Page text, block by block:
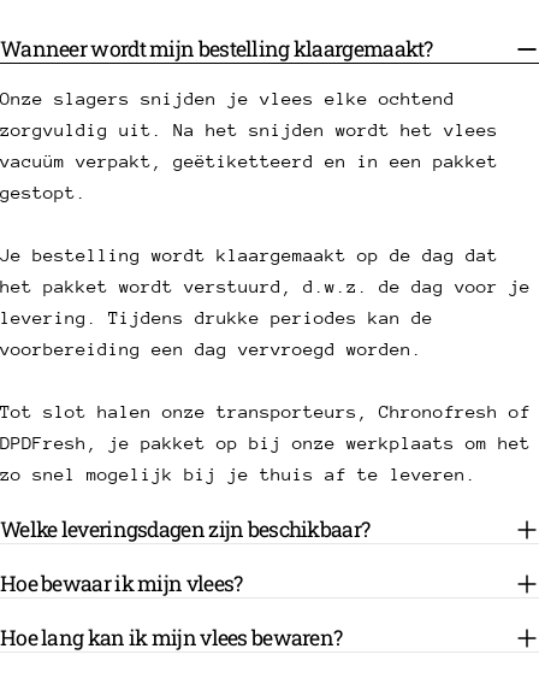
Wanneer wordt mijn bestelling klaargemaakt?
Onze slagers snijden je vlees elke ochtend
zorgvuldig uit. Na het snijden wordt het vlees
vacuüm verpakt, geëtiketteerd en in een pakket
gestopt.
Je bestelling wordt klaargemaakt op de dag dat
het pakket wordt verstuurd, d.w.z. de dag voor je
levering. Tijdens drukke periodes kan de
voorbereiding een dag vervroegd worden.
Tot slot halen onze transporteurs, Chronofresh of
DPDFresh, je pakket op bij onze werkplaats om het
zo snel mogelijk bij je thuis af te leveren.
Welke leveringsdagen zijn beschikbaar?
Hoe bewaar ik mijn vlees?
Hoe lang kan ik mijn vlees bewaren?